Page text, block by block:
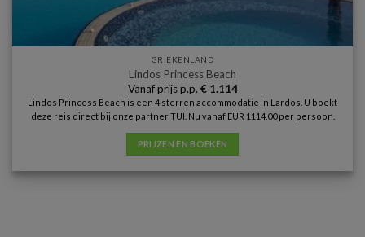
GRIEKENLAND
Lindos Princess Beach
Vanaf prijs p.p. €1.114
Lindos Princess Beach is een 4 sterren accommodatie in Lardos. U boekt
deze reis direct bij onze partner TUI. Nu vanaf EUR 1114.00 per persoon.
PRIJZEN EN BOEKEN